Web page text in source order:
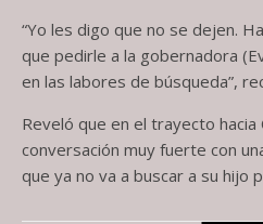
“Yo les digo que no se dejen.
que pedirle a la gobernadora
en las labores de búsqueda”,
Reveló que en el trayecto hacia
conversación muy fuerte con
que ya no va a buscar a su hijo